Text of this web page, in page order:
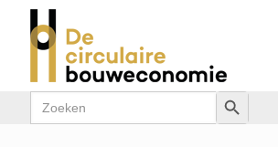
Zoek
naar: